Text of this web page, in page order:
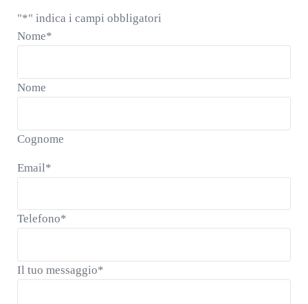
"*" indica i campi obbligatori
Nome*
Nome
Cognome
Email*
Telefono*
Il tuo messaggio*